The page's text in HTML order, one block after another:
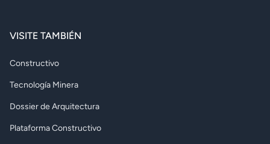
VISITE TAMBIÉN
Constructivo
Tecnología Minera
Dossier de Arquitectura
Plataforma Constructivo